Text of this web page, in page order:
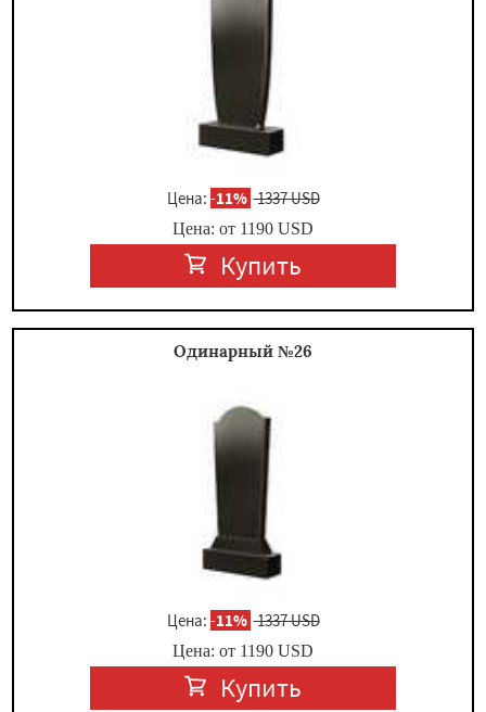
Цена: -11% 1337 USD
Цена: от 1190 USD
Купить
Одинарный №26
Цена: -11% 1337 USD
Цена: от 1190 USD
Купить